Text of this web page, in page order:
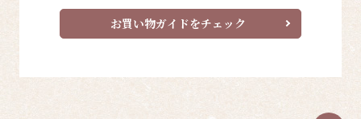
お買い物ガイドをチェック